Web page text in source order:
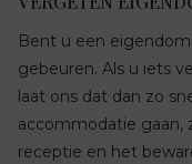
Bent u een
gebeuren. Als u iets
laat ons dat dan zo
accommodatie gaan,
receptie en het